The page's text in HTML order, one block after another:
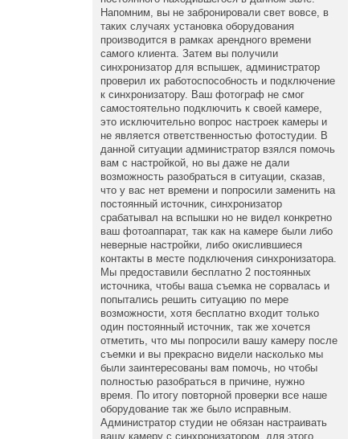
Напомним, вы не забронировали свет вовсе, в
таких случаях установка оборудования
производится в рамках арендного времени
самого клиента. Затем вы получили
синхронизатор для вспышек, администратор
проверил их работоспособность и подключение
к синхронизатору. Ваш фотограф не смог
самостоятельно подключить к своей камере,
это исключительно вопрос настроек камеры и
не является ответственностью фотостудии. В
данной ситуации администратор взялся помочь
вам с настройкой, но вы даже не дали
возможность разобраться в ситуации, сказав,
что у вас нет времени и попросили заменить на
постоянный источник, синхронизатор
срабатывал на вспышки но не видел конкретно
ваш фотоаппарат, так как на камере были либо
неверные настройки, либо окислившиеся
контакты в месте подключения синхронизатора.
Мы предоставили бесплатно 2 постоянных
источника, чтобы ваша съемка не сорвалась и
попытались решить ситуацию по мере
возможности, хотя бесплатно входит только
один постоянный источник, так же хочется
отметить, что мы попросили вашу камеру после
съемки и вы прекрасно видели насколько мы
были заинтересованы вам помочь, но чтобы
полностью разобраться в причине, нужно
время. По итогу повторной проверки все наше
оборудование так же было исправным.
Администратор студии не обязан настраивать
вашу камеру с синхронизатором, для этого